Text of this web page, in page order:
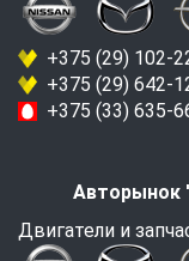
+375 (29) 102-
+375 (29) 642-
+375 (33) 635-
Авторынок
Двигатели и